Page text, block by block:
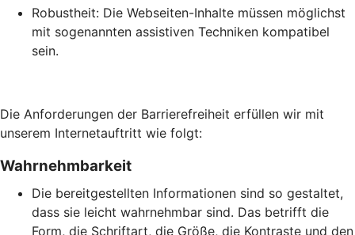
Robustheit: Die Webseiten-Inhalte müssen möglichst
mit sogenannten assistiven Techniken kompatibel
sein.
Die Anforderungen der Barrierefreiheit erfüllen wir mit
unserem Internetauftritt wie folgt:
Wahrnehmbarkeit
Die bereitgestellten Informationen sind so gestaltet,
dass sie leicht wahrnehmbar sind. Das betrifft die
Form, die Schriftart, die Größe, die Kontraste und den